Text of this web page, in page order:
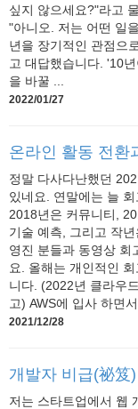
싶지 않으세요?"라고
"아니오. 저는 어떤 일
년을 장기적인 관점으
고 대답했습니다. '10
을 바꿀 ...
2022/01/27
온라인 활동 전환
정말 다사다난했던
있네요. 연말에는 늘
2018년은 커뮤니티,
기술 예측, 그리고 작
영진 분들과 동영상 회
요. 올해는 개인적인
니다. (2022년 클라우
고) AWS에 입사 하면
2021/12/28
개발자 비급(祕笈
저는 스타트업에서 웹